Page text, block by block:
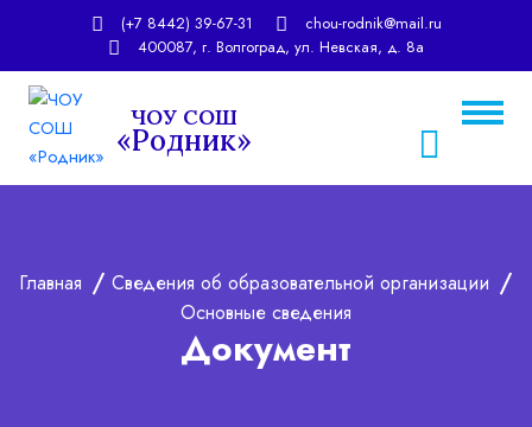
(+7 8442) 39-67-31 chou-rodnik@mail.ru
400087, г. Волгоград, ул. Невская, д. 8а
ЧОУ СОШ
«Родник»
Главная
Сведения об образовательной организации
Основные сведения
Документ